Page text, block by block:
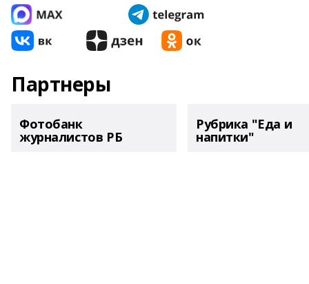
Партнеры
Фотобанк
журналистов РБ
Рубрика "Еда и
напитки"